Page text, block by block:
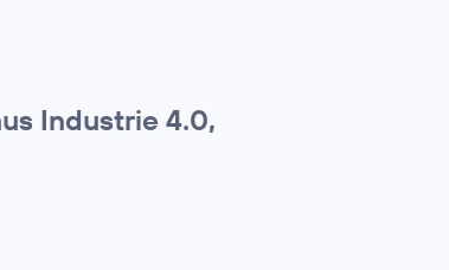
Industrie 4.0,